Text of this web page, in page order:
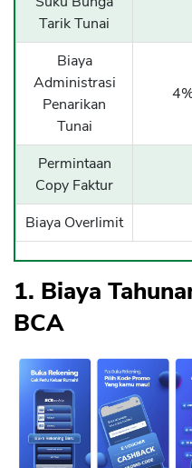
Tarik Tunai
Biaya
Administrasi
Penarikan
Tunai
Permintaan
Copy Faktur
Biaya Overlimit
1. Biaya
BCA